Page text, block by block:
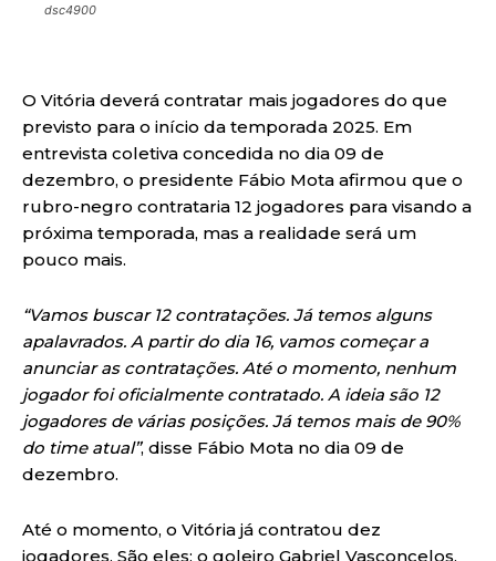
dsc4900
O Vitória deverá contratar mais jogadores do que
previsto para o início da temporada 2025. Em
entrevista coletiva concedida no dia 09 de
dezembro, o presidente Fábio Mota afirmou que o
rubro-negro contrataria 12 jogadores para visando a
próxima temporada, mas a realidade será um
pouco mais.
“Vamos buscar 12 contratações. Já temos alguns
apalavrados. A partir do dia 16, vamos começar a
anunciar as contratações. Até o momento, nenhum
jogador foi oficialmente contratado. A ideia são 12
jogadores de várias posições. Já temos mais de 90%
do time atual”, disse Fábio Mota no dia 09 de
dezembro.
Até o momento, o Vitória já contratou dez
jogadores. São eles: o goleiro Gabriel Vasconcelos,